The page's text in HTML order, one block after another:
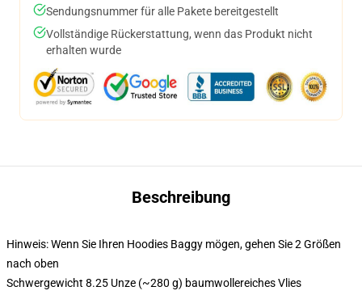
Sendungsnummer für alle Pakete bereitgestellt
Vollständige Rückerstattung, wenn das Produkt nicht
erhalten wurde
Beschreibung
Hinweis: Wenn Sie Ihren Hoodies Baggy mögen, gehen Sie 2 Größen
nach oben
Schwergewicht 8.25 Unze (~280 g) baumwollereiches Vlies